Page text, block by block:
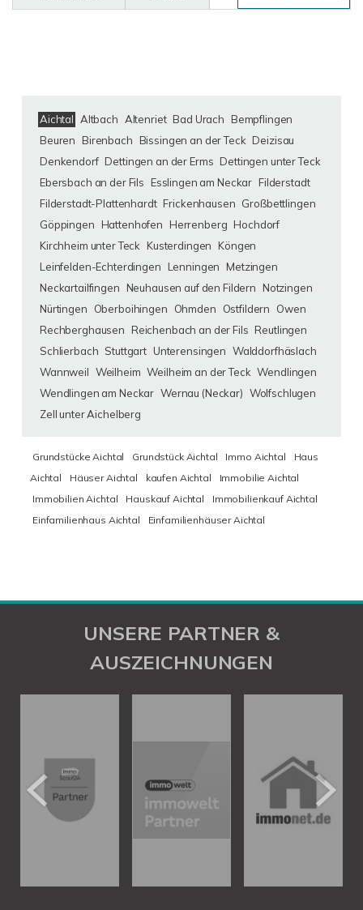
Aichtal Altbach Altenriet Bad Urach
Bempflingen
Beuren
Birenbach Bissingen an der Teck Deizisau
Denkendorf Dettingen an der Erms Dettingen unter Teck
Ebersbach an der Fils
Esslingen am Neckar Filderstadt
Filderstadt-Plattenhardt Frickenhausen Großbettlingen
Göppingen
Hattenhofen Herrenberg Hochdorf
Kirchheim unter Teck
Kusterdingen
Köngen
Leinfelden-Echterdingen
Lenningen
Metzingen
Neckartailfingen
Neuhausen auf den Fildern
Notzingen
Nürtingen
Oberboihingen Ohmden Ostfildern
Owen
Rechberghausen
Reichenbach an der Fils Reutlingen
Schlierbach Stuttgart Unterensingen Walddorfhäslach
Wannweil Weilheim Weilheim an der Teck Wendlingen
Wendlingen am Neckar Wernau (Neckar) Wolfschlugen
Zell unter Aichelberg
Grundstücke Aichtal Grundstück Aichtal Immo Aichtal
Haus
Aichtal
Häuser Aichtal kaufen Aichtal
Immobilie Aichtal
Immobilien Aichtal
Hauskauf Aichtal
Immobilienkauf Aichtal
Einfamilienhaus Aichtal
Einfamilienhäuser Aichtal
UNSERE PARTNER &
AUSZEICHNUNGEN